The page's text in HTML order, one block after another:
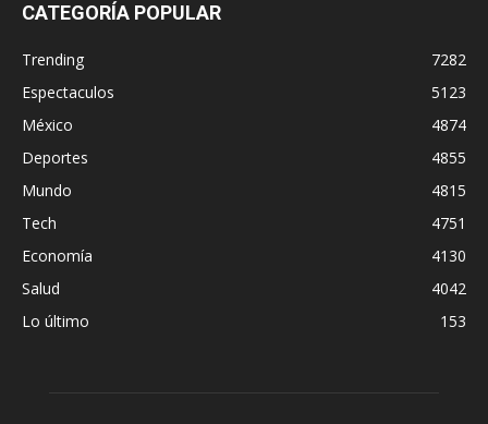
CATEGORÍA POPULAR
Trending
7282
Espectaculos
5123
México
4874
Deportes
4855
Mundo
4815
Tech
4751
Economía
4130
Salud
4042
Lo último
153